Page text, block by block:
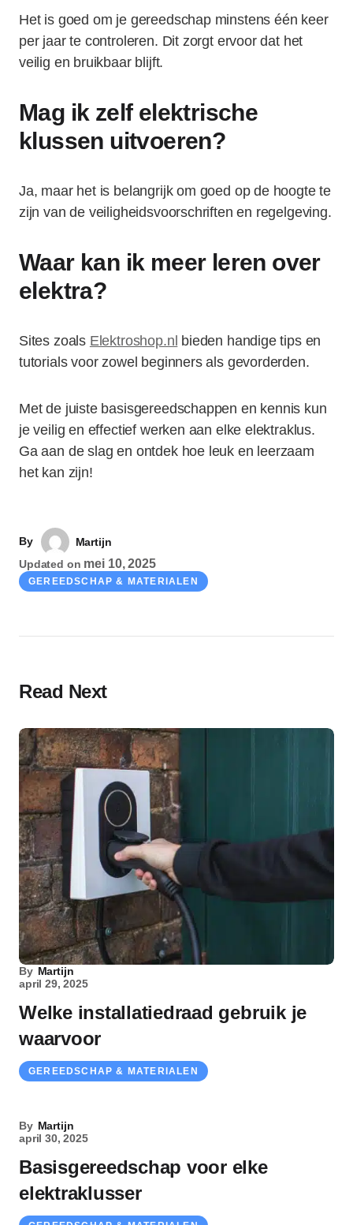
Het is goed om je gereedschap minstens één keer
per jaar te controleren. Dit zorgt ervoor dat het
veilig en bruikbaar blijft.
Mag ik zelf elektrische
klussen uitvoeren?
Ja, maar het is belangrijk om goed op de hoogte te
zijn van de veiligheidsvoorschriften en regelgeving.
Waar kan ik meer leren over
elektra?
Sites zoals Elektroshop.nl bieden handige tips en
tutorials voor zowel beginners als gevorderden.
Met de juiste basisgereedschappen en kennis kun
je veilig en effectief werken aan elke elektraklus.
Ga aan de slag en ontdek hoe leuk en leerzaam
het kan zijn!
By
Martijn
Updated on mei 10, 2025
GEREEDSCHAP & MATERIALEN
Read Next
By Martijn
april 29, 2025
Welke installatiedraad gebruik je
waarvoor
GEREEDSCHAP & MATERIALEN
By Martijn
april 30, 2025
Basisgereedschap voor elke
elektraklusser